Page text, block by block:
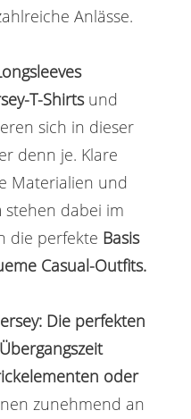
Anlässe.
T-Shirtsund
sich in dieser
denn je. Klare
Materialien und
stehen dabei im
die perfekte Basis
Casual-Outfits.
Die perfekten
oder
zunehmend an